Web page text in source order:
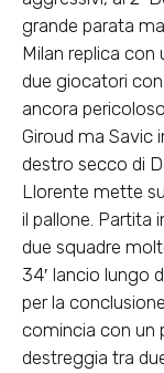
grande parata
Milan replica con
due giocatori
ancora
Giroud ma Savic
destro secco di
Llorente mette
il pallone. Partita
due squadre
34′ lancio lungo
per la
comincia con un
destreggia tra